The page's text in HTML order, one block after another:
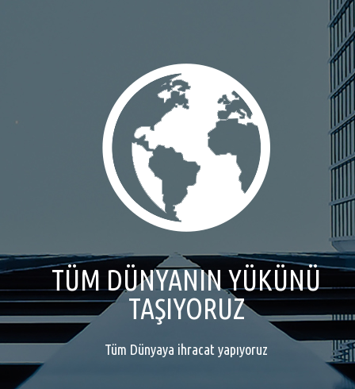
TÜM DÜNYANIN YÜKÜNÜ
TAŞIYORUZ
Tüm Dünyaya ihracat yapıyoruz